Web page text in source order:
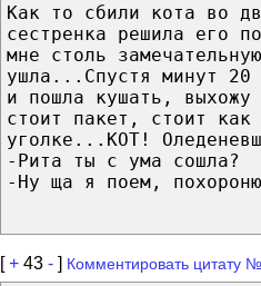
Как то сбили кота во
сестренка решила его
мне столь
ушла...Спустя минут 20
и пошла кушать, выхожу
стоит пакет, стоит как
уголке...КОТ!
-Рита ты с ума сошла?
-Ну ща я поем,
[+ 43 - ] Комментировать цитату